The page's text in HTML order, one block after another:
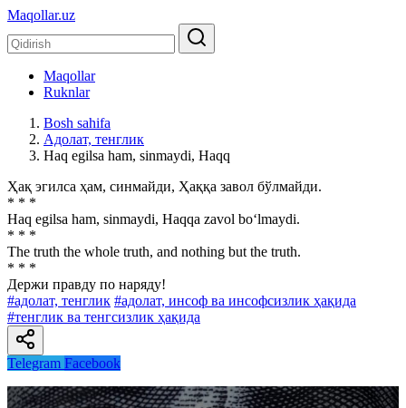
Maqollar.uz
Maqollar
Ruknlar
Bosh sahifa
Адолат, тенглик
Haq egilsa ham, sinmaydi, Haqq
Ҳақ эгилса ҳам, синмайди, Ҳаққа завол бўлмайди.
* * *
Haq egilsa ham, sinmaydi, Haqqa zavol bo‘lmaydi.
* * *
The truth the whole truth, and nothing but the truth.
* * *
Держи правду по наряду!
#адолат, тенглик #адолат, инсоф ва инсофсизлик ҳақида
#тенглик ва тенгсизлик ҳақида
Telegram Facebook